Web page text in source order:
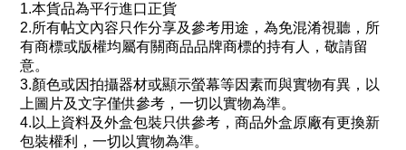
1.本貨品為平行進口正貨
2.所有帖文內容只作分享及參考用途，為免混淆視聽，所
有商標或版權均屬有關商品品牌商標的持有人，敬請留
意。
3.顏色或因拍攝器材或顯示螢幕等因素而與實物有異，以
上圖片及文字僅供參考，一切以實物為準。
4.以上資料及外盒包裝只供參考，商品外盒原廠有更換新
包裝權利，一切以實物為準。